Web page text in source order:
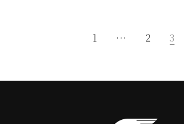
1 … 2 3